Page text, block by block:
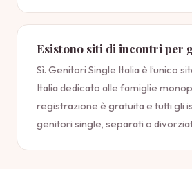
Esistono siti di incontri per
Sì. Genitori Single Italia è l’unico
Italia dedicato alle famiglie
registrazione è gratuita e tutti gli
genitori single, separati o